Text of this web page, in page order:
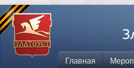
Главная